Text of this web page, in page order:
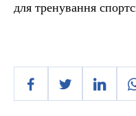
для тренування